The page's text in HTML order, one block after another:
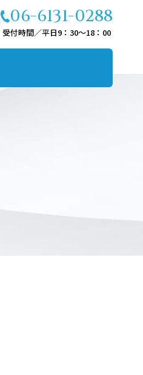
06-6131-0288
受付時間／平日9：30～18：00